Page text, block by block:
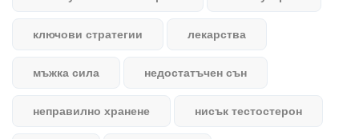
ключови стратегии лекарства
мъжка сила недостатъчен сън
неправилно хранене нисък тестостерон